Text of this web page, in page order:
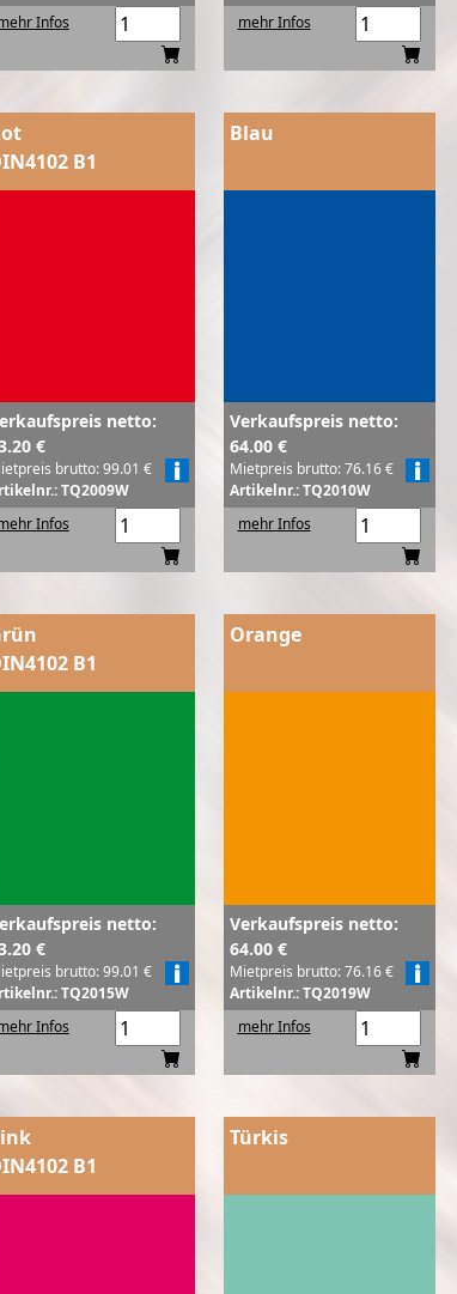
Infos
mehr Infos
B1
netto:
€
brutto: 99.01 €
TQ2009W
Infos
Blau
Verkaufspreis netto:
64.00 €
Mietpreis brutto: 76.16 €
Artikelnr.: TQ2010W
mehr Infos
B1
netto:
€
brutto: 99.01 €
TQ2015W
Infos
Orange
Verkaufspreis netto:
64.00 €
Mietpreis brutto: 76.16 €
Artikelnr.: TQ2019W
mehr Infos
B1
Türkis